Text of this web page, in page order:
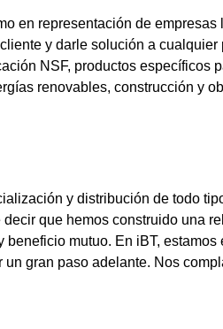
en representación de empresas
y darle solución a
NSF, productos específicos
renovables, construcción y
y distribución de todo
que hemos construido una
mutuo. En iBT,
gran paso adelante. Nos